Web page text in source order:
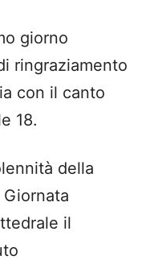
giorno
ringraziamento
con il canto
18.
della
il